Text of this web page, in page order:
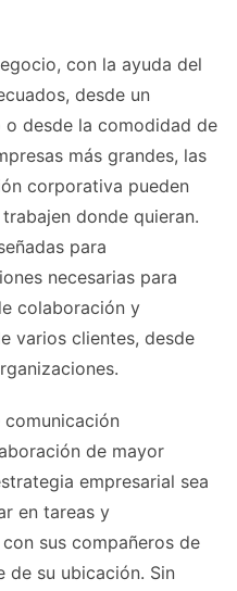
con la ayuda del
desde un
desde la comodidad de
más grandes, las
corporativa pueden
donde quieran.
para
necesarias para
colaboración y
varios clientes, desde
comunicación
de mayor
empresarial sea
en tareas y
sus compañeros de
de su ubicación. Sin